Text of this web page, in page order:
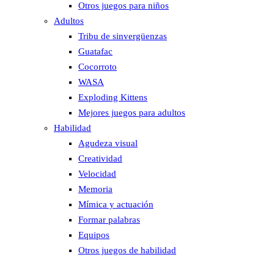
Otros juegos para niños
Adultos
Tribu de sinvergüenzas
Guatafac
Cocorroto
WASA
Exploding Kittens
Mejores juegos para adultos
Habilidad
Agudeza visual
Creatividad
Velocidad
Memoria
Mímica y actuación
Formar palabras
Equipos
Otros juegos de habilidad